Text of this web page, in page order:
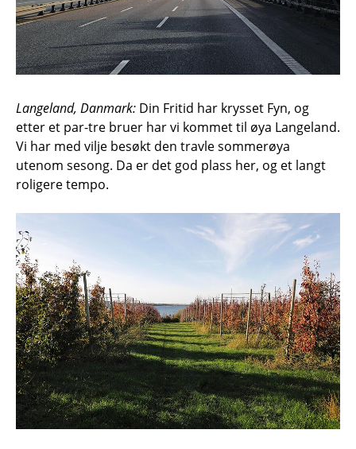
Langeland, Danmark: Din Fritid har krysset Fyn, og
etter et par-tre bruer har vi kommet til øya Langeland.
Vi har med vilje besøkt den travle sommerøya
utenom sesong. Da er det god plass her, og et langt
roligere tempo.